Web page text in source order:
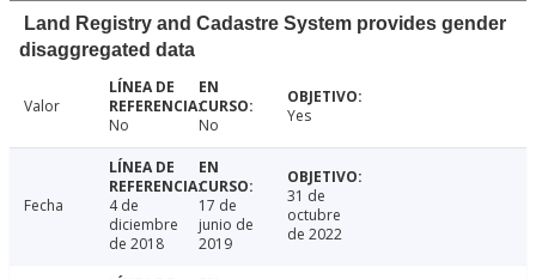
Land Registry and Cadastre System provides gender
disaggregated data
Valor
No
No Yes
Fecha
4 de
diciembre
de 2018
17 de
junio de
2019
31 de
octubre
de 2022